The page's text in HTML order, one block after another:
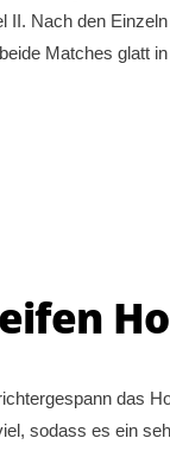
Nach den
Matches glatt
das
sodass es ein